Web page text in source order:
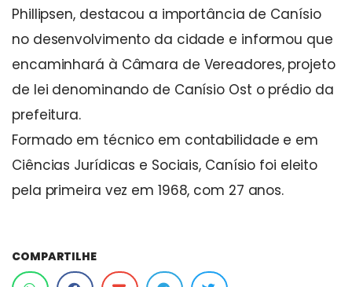
Phillipsen, destacou a importância de Canísio
no desenvolvimento da cidade e informou que
encaminhará à Câmara de Vereadores, projeto
de lei denominando de Canísio Ost o prédio da
prefeitura.
Formado em técnico em contabilidade e em
Ciências Jurídicas e Sociais, Canísio foi eleito
pela primeira vez em 1968, com 27 anos.
COMPARTILHE